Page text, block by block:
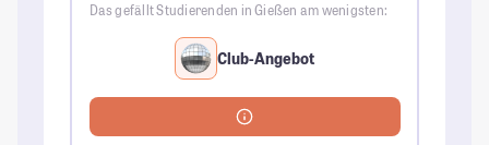
Das gefällt Studierenden in Gießen am wenigsten:
Club-Angebot